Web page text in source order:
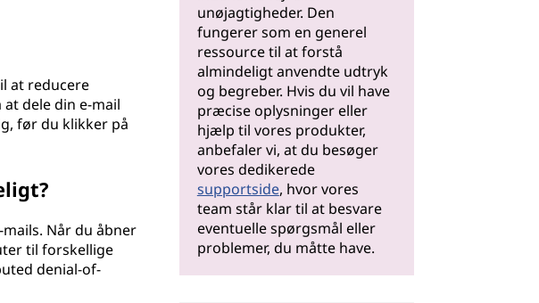
at reducere
dele din e-mail
før du klikker på
Når du åbner
til forskellige
denial-of-
unøjagtigheder. Den
fungerer som en generel
ressource til at forstå
almindeligt anvendte udtryk
og begreber. Hvis du vil have
præcise oplysninger eller
hjælp til vores produkter,
anbefaler vi, at du besøger
vores dedikerede
supportside, hvor vores
team står klar til at besvare
eventuelle spørgsmål eller
problemer, du måtte have.